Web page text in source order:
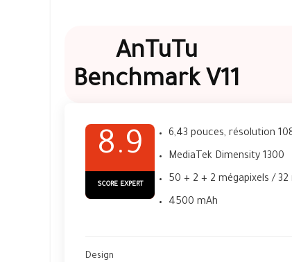
AnTuTu
Benchmark V11
8.9
SCORE EXPERT
6,43 pouces, résolution
MediaTek Dimensity 1300
50 + 2 + 2 mégapixels / 32
4500 mAh
Design